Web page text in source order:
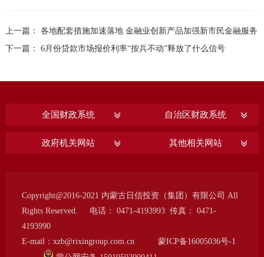
上一篇： 各地配套措施加速落地 金融业创新产品加强新市民金融服务
下一篇： 6月份贷款市场报价利率“按兵不动”释放了什么信号
全国财政系统 自治区财政系统
政府机关网站 其他相关网站
Copyright@2016-2021 内蒙古日信投资（集团）有限公司 All
Rights Reserved. 电话： 0471-4193993 传真： 0471-
4193990
E-mail：xzb@rixingroup.com.cn 蒙ICP备16005036号-1